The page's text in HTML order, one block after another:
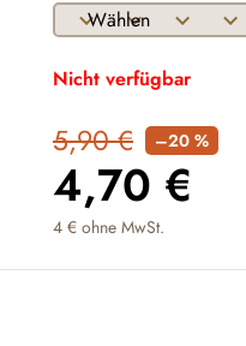
Nicht verfügbar
5,90 € –20 %
4,70 €
4 € ohne MwSt.
Verkaufspreis: